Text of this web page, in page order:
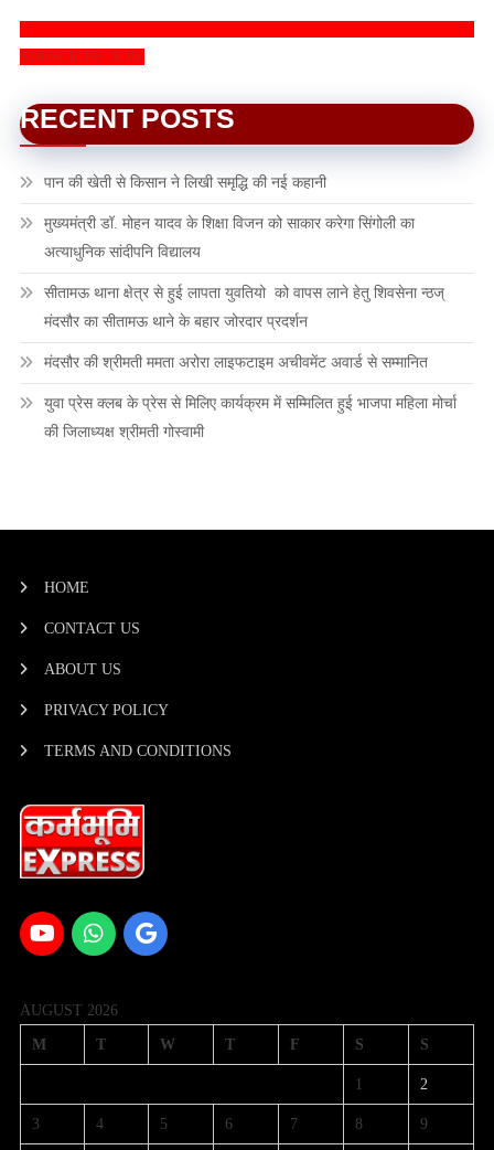
SUBSCRIBE NOW
RECENT POSTS
पान की खेती से किसान ने लिखी समृद्धि की नई कहानी
मुख्यमंत्री डॉ. मोहन यादव के शिक्षा विजन को साकार करेगा सिंगोली का
अत्याधुनिक सांदीपनि विद्यालय
सीतामऊ थाना क्षेत्र से हुई लापता युवतियो को वापस लाने हेतु शिवसेना न्ठज्
मंदसौर का सीतामऊ थाने के बहार जोरदार प्रदर्शन
मंदसौर की श्रीमती ममता अरोरा लाइफटाइम अचीवमेंट अवार्ड से सम्मानित
युवा प्रेस क्लब के प्रेस से मिलिए कार्यक्रम में सम्मिलित हुई भाजपा महिला मोर्चा
की जिलाध्यक्ष श्रीमती गोस्वामी
HOME
CONTACT US
ABOUT US
PRIVACY POLICY
TERMS AND CONDITIONS
AUGUST 2026
M T W T F S S
1 2
3 4 5 6 7 8 9